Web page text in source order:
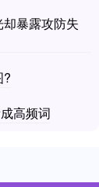
暴露攻防失
?
高频词